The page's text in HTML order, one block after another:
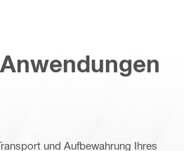
und Aufbewahrung Ihres